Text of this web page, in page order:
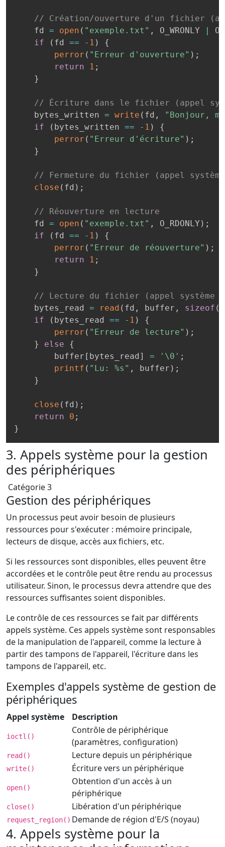
// Création/ouverture d'un fichier
    fd
= open ( "exemple.txt" , O_WRONLY |
if
( fd == - 1 )
{
perror ( "Erreur d'ouverture" ) ;
return
1 ;
}
// Écriture dans le fichier (appel
    bytes_written
= write ( fd ,
"Bonjour,
if
( bytes_written == - 1 )
{
perror ( "Erreur d'écriture" ) ;
}
// Fermeture du fichier (appel
close ( fd ) ;
// Réouverture en lecture
    fd
= open ( "exemple.txt" , O_RDONLY ) ;
if
( fd == - 1 )
{
perror ( "Erreur de réouverture" ) ;
return
1 ;
}
// Lecture du fichier (appel système
    bytes_read
= read ( fd , buffer , sizeof (
if
( bytes_read == - 1 )
{
perror ( "Erreur de lecture" ) ;
}
else
{
        buffer
[ bytes_read ] = '\0' ;
printf ( "Lu: %s" , buffer ) ;
}
close ( fd ) ;
return
0 ;
}
3. Appels système pour la gestion
des périphériques
Catégorie 3
Gestion des périphériques
Un processus peut avoir besoin de plusieurs
ressources pour s'exécuter : mémoire principale,
lecteurs de disque, accès aux fichiers, etc.
Si les ressources sont disponibles, elles peuvent être
accordées et le contrôle peut être rendu au processus
utilisateur. Sinon, le processus devra attendre que des
ressources suffisantes soient disponibles.
Le contrôle de ces ressources se fait par différents
appels système. Ces appels système sont responsables
de la manipulation de l'appareil, comme la lecture à
partir des tampons de l'appareil, l'écriture dans les
tampons de l'appareil, etc.
Exemples d'appels système de gestion de
périphériques
Appel système Description
ioctl()
Contrôle de périphérique
(paramètres, configuration)
read() Lecture depuis un périphérique
write() Écriture vers un périphérique
open()
Obtention d'un accès à un
périphérique
close() Libération d'un périphérique
request_region() Demande de région d'E/S (noyau)
4. Appels système pour la